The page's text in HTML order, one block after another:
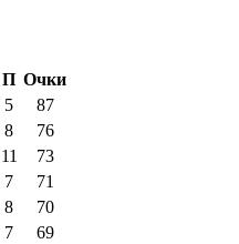
П Очки
5
87
8
76
11
73
7
71
8
70
7
69